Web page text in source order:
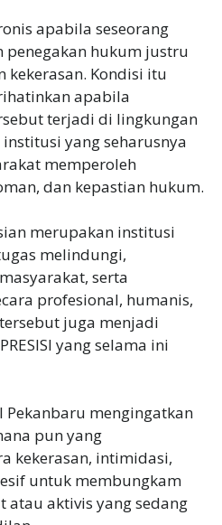
apabila seseorang
penegakan hukum justru
Kondisi itu
apabila
terjadi di lingkungan
yang seharusnya
memperoleh
dan kepastian hukum.
merupakan institusi
melindungi,
serta
profesional, humanis,
juga menjadi
yang selama ini
Pekanbaru mengingatkan
pun yang
kekerasan, intimidasi,
untuk membungkam
atau aktivis yang sedang